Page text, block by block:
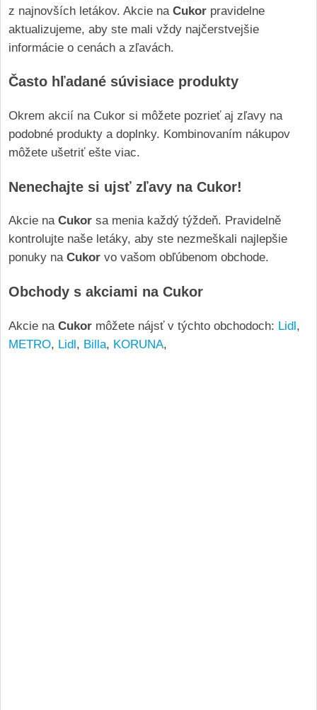
z najnovších letákov. Akcie na Cukor pravidelne
aktualizujeme, aby ste mali vždy najčerstvejšie
informácie o cenách a zľavách.
Často hľadané súvisiace produkty
Okrem akcií na Cukor si môžete pozrieť aj zľavy na
podobné produkty a doplnky. Kombinovaním nákupov
môžete ušetriť ešte viac.
Nenechajte si ujsť zľavy na Cukor!
Akcie na Cukor sa menia každý týždeň. Pravidelně
kontrolujte naše letáky, aby ste nezmeškali najlepšie
ponuky na Cukor vo vašom obľúbenom obchode.
Obchody s akciami na Cukor
Akcie na Cukor môžete nájsť v týchto obchodoch: Lidl,
METRO, Lidl, Billa, KORUNA,